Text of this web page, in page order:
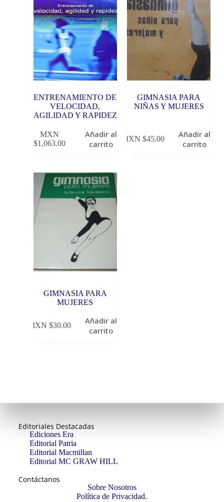
ENTRENAMIENTO DE
VELOCIDAD,
AGILIDAD Y RAPIDEZ
MXN
$1,063.00
Añadir al
carrito
GIMNASIA PARA
NIÑAS Y MUJERES
MXN $45.00
Añadir al
carrito
GIMNASIA PARA
MUJERES
MXN $30.00
Añadir al
carrito
Editoriales Destacadas
Ediciones Era
Editorial Patria
Editorial Macmillan
Editorial MC GRAW HILL
Contáctanos
Sobre Nosotros
Política de Privacidad.